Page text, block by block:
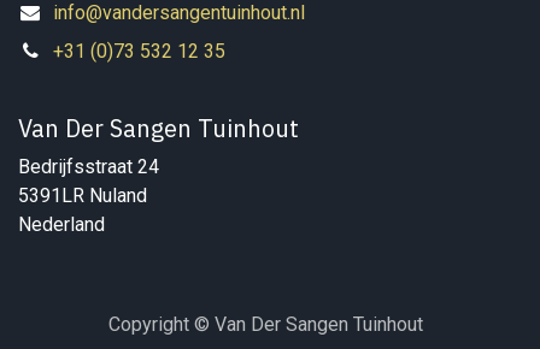
info@vandersangentuinhout.nl
+31 (0)73 532 12 35
Van Der Sangen Tuinhout
Bedrijfsstraat 24
5391LR Nuland
Nederland
Copyright © Van Der Sangen Tuinhout